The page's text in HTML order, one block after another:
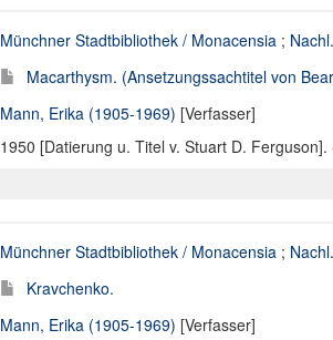
Münchner Stadtbibliothek / Monacensia ;
Macarthysm. (Ansetzungssachtitel von
Mann, Erika (1905-1969) [Verfasser]
1950 [Datierung u. Titel v. Stuart D.
Münchner Stadtbibliothek / Monacensia ;
Kravchenko.
Mann, Erika (1905-1969) [Verfasser]